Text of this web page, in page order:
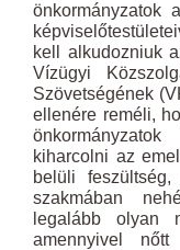
önkormányzatok
kell alkudozniuk
Vízügyi
Szövetségének
ellenére reméli,
kiharcolni az
belüli
szakmában
legalább olyan
amennyivel